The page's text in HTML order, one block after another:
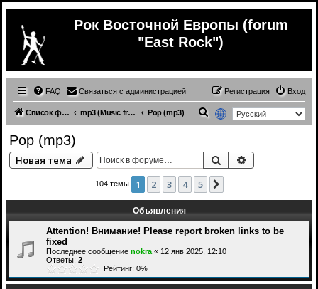
Рок Восточной Европы (forum
"East Rock")
FAQ Связаться с администрацией Вход
Регистрация
Список форумов mp3 (Music from other countries) Pop (mp3)
с
Pop (mp3)
Новая тема Поиск
104 темы 1 2 3 4 5
Объявления
Attention! Внимание! Please report broken links to be
fixed
Последнее сообщение nokra « 12 янв 2025, 12:10
Ответы: 2
Рейтинг: 0%